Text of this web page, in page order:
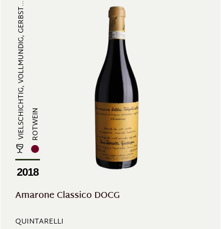
VIELSCHICHTIG, VOLLMUNDIG, GERBST... ROTWEIN
2018
Amarone Classico DOCG
QUINTARELLI